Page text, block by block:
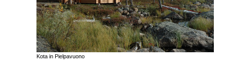
Kota in Pielpavuono